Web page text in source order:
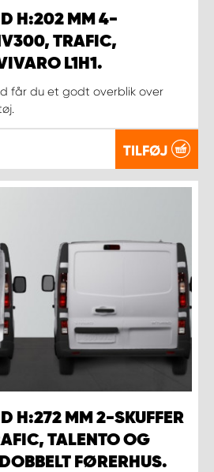
H:202 MM 4-
TRAFIC,
L1H1.
får du et godt overblik over
TILFØJ
H:272 MM 2-SKUFFER
TALENTO OG
FØRERHUS.